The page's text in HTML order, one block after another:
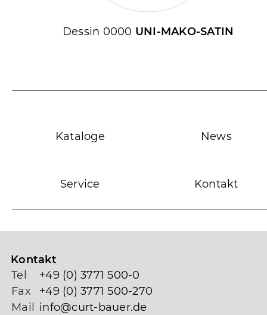
Dessin 0000 UNI-MAKO-SATIN
Kataloge News
Service Kontakt
Kontakt
Tel
+49 (0) 3771 500-0
Fax
+49 (0) 3771 500-270
Mail
info@curt-bauer.de